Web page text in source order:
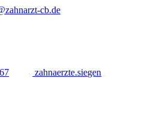
cb.de
zahnaerzte.siegen